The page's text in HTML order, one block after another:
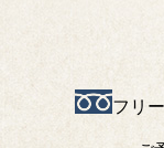
フリ